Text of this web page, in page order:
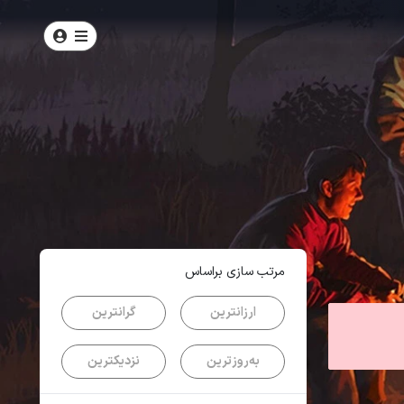
مرتب سازی براساس
ارزانترین گرانترین
به‌روزترین نزدیکترین